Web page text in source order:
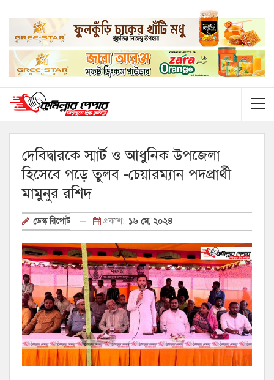
দেবিদ্বারকে স্মার্ট ও আধুনিক উপজেলা
হিসেবে গড়ে তুলব -চেয়ারম্যান পদপ্রার্থী
মামুনুর রশিদ
ডেস্ক রিপোর্ট প্রকাশ: ১৬ মে, ২০২৪